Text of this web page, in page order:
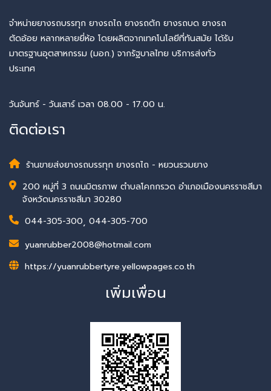
จำหน่ายยางรถบรรทุก ยางรถไถ ยางรถตัก ยางรถบด ยางรถ
ตัดอ้อย หลากหลายยี่ห้อ โดยผลิตจากเทคโนโลยีที่ทันสมัย ได้รับ
มาตรฐานอุตสาหกรรม (มอก.) จากรัฐบาลไทย บริการส่งทั่ว
ประเทศ
วันจันทร์ - วันเสาร์ เวลา 08.00 - 17.00 น.
ติดต่อเรา
ร้านขายส่งยางรถบรรทุก ยางรถไถ - หยวนรวมยาง
200 หมู่ที่ 3 ถนนมิตรภาพ ตำบลโคกกรวด อำเภอเมืองนครราชสีมา
จังหวัดนครราชสีมา 30280
044-305-300, 044-305-700
yuanrubber2008@hotmail.com
https://yuanrubbertyre.yellowpages.co.th
เพิ่มเพื่อน